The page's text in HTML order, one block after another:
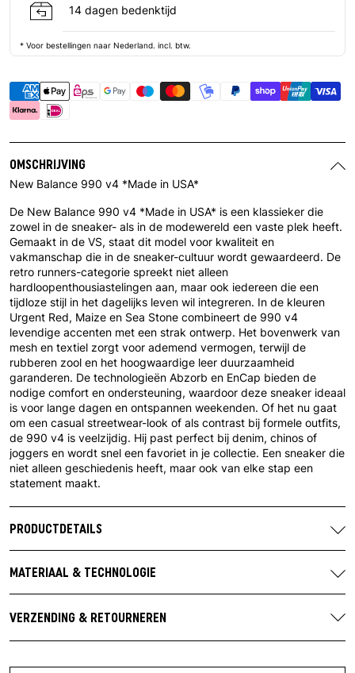
14 dagen bedenktijd
* Voor bestellingen naar Nederland. incl. btw.
OMSCHRIJVING
New Balance 990 v4 *Made in USA*
De New Balance 990 v4 *Made in USA* is een klassieker die
zowel in de sneaker- als in de modewereld een vaste plek heeft.
Gemaakt in de VS, staat dit model voor kwaliteit en
vakmanschap die in de sneaker-cultuur wordt gewaardeerd. De
retro runners-categorie spreekt niet alleen
hardloopenthousiastelingen aan, maar ook iedereen die een
tijdloze stijl in het dagelijks leven wil integreren. In de kleuren
Urgent Red, Maize en Sea Stone combineert de 990 v4
levendige accenten met een strak ontwerp. Het bovenwerk van
mesh en textiel zorgt voor ademend vermogen, terwijl de
rubberen zool en het hoogwaardige leer duurzaamheid
garanderen. De technologieën Abzorb en EnCap bieden de
nodige comfort en ondersteuning, waardoor deze sneaker ideaal
is voor lange dagen en ontspannen weekenden. Of het nu gaat
om een casual streetwear-look of als contrast bij formele outfits,
de 990 v4 is veelzijdig. Hij past perfect bij denim, chinos of
joggers en wordt snel een favoriet in je collectie. Een sneaker die
niet alleen geschiedenis heeft, maar ook van elke stap een
statement maakt.
PRODUCTDETAILS
Artikelnummer:
430 Birchwood Boulevard
MATERIAAL & TECHNOLOGIE
Voering:
VERZENDING & RETOURNEREN